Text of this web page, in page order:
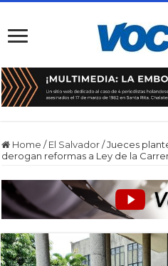
Home / El Salvador /Jueces
derogan reformas a Ley de la